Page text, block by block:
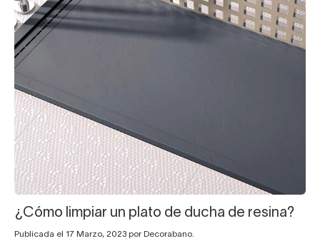
¿Cómo limpiar un plato de ducha de resina?
Publicada el 17 Marzo, 2023 por Decorabano.